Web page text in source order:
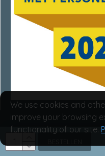
Van Rumpt Specialisten
We use cookies and
improve your browsing
functionality of our site.